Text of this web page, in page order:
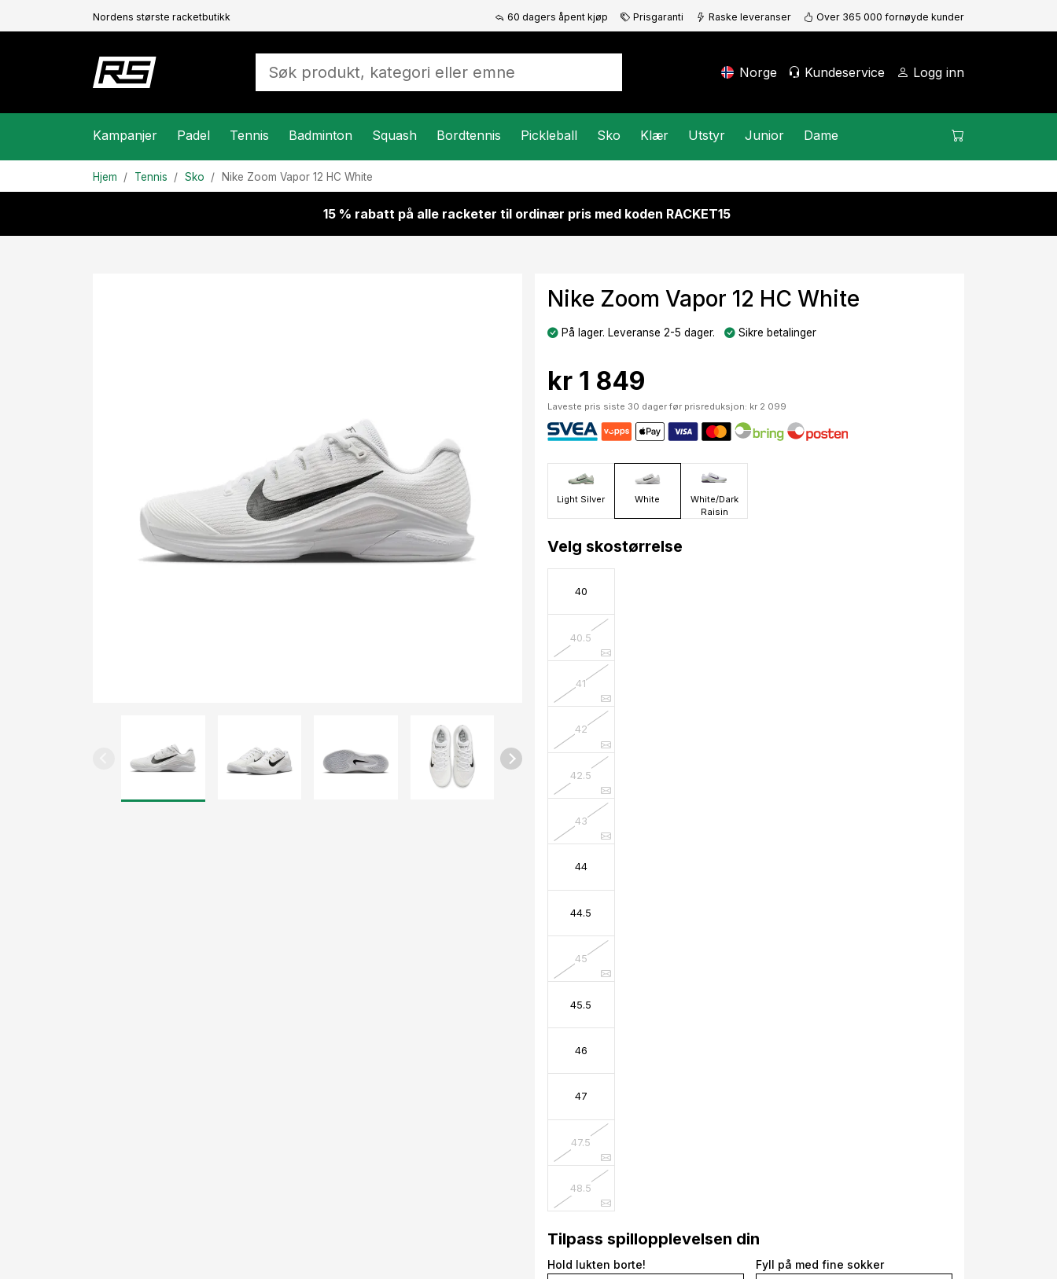
Nordens største racketbutikk 60 dagers åpent kjøp Prisgaranti Raske leveranser Over 365 000 fornøyde kunder
Norge Kundeservice Logg inn
Kampanjer Padel Tennis Badminton Squash Bordtennis Pickleball Sko Klær Utstyr Junior Dame
Hjem Tennis Sko Nike Zoom Vapor 12 HC White
15 % rabatt på alle racketer til ordinær pris med koden RACKET15
Nike Zoom Vapor 12 HC White
På lager. Leveranse 2-5 dager. Sikre betalinger
kr 1 849
Laveste pris siste 30 dager før prisreduksjon: kr 2 099
Light Silver White
White/Dark
Raisin
Velg skostørrelse
40
40.5
41
42
42.5
43
44
44.5
45
45.5
46
47
47.5
48.5
Tilpass spillopplevelsen din
Hold lukten borte! Fyll på med fine sokker